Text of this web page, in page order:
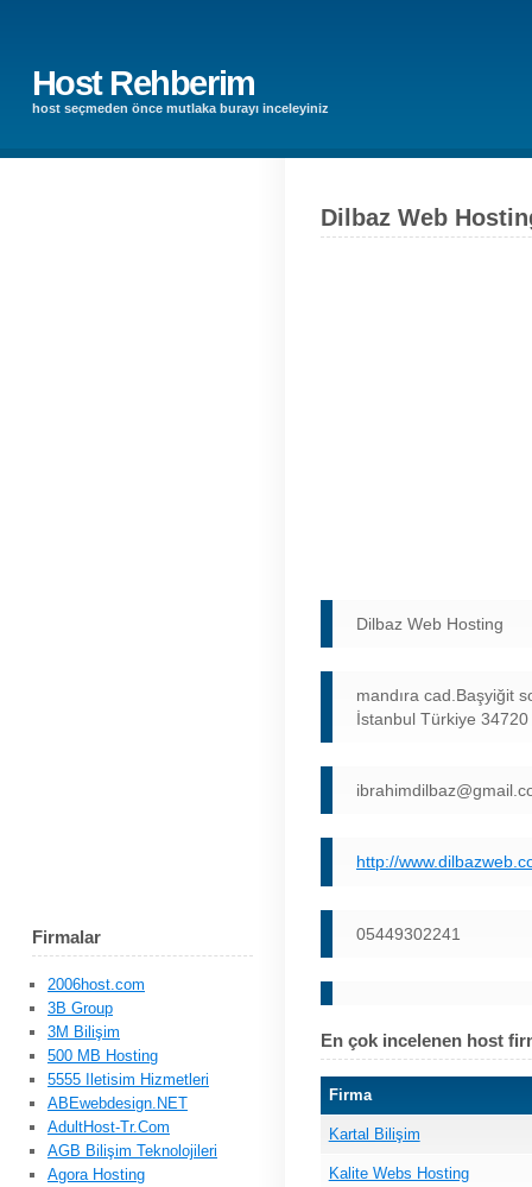
Host Rehberim
host seçmeden önce mutlaka burayı inceleyiniz
Dilbaz Web
Dilbaz Web Hosting
mandıra cad.Başyiğit
İstanbul Türkiye 34720
http://
05449302241
En çok incelenen host
Firma
Kartal Bilişim
Kalite Webs Hosting
Firmalar
2006host.com
3B Group
3M Bilişim
500 MB Hosting
5555 Iletisim Hizmetleri
ABEwebdesign.NET
AdultHost-Tr.Com
AGB Bilişim Teknolojileri
Agora Hosting